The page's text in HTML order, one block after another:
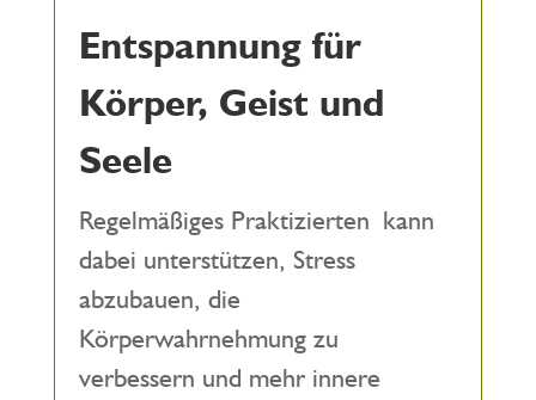
Entspannung für
Körper, Geist und
Seele
Regelmäßiges Praktizierten kann
dabei unterstützen, Stress
abzubauen, die
Körperwahrnehmung zu
verbessern und mehr innere